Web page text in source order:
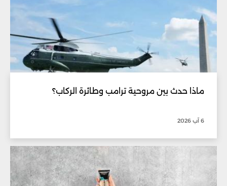
ماذا حدث بين مروحية ترامب وطائرة الركاب؟
6 آب 2026